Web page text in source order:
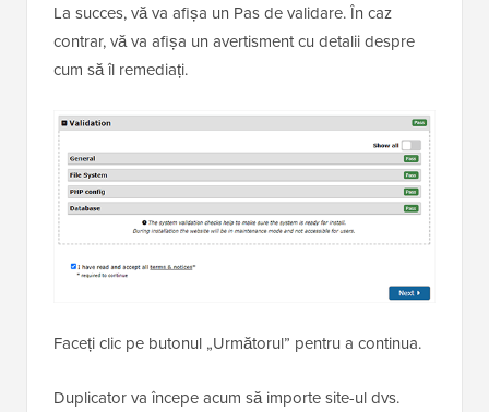
La succes, vă va afișa un Pas de validare. În caz
contrar, vă va afișa un avertisment cu detalii despre
cum să îl remediați.
Faceți clic pe butonul „Următorul” pentru a continua.
Duplicator va începe acum să importe site-ul dvs.